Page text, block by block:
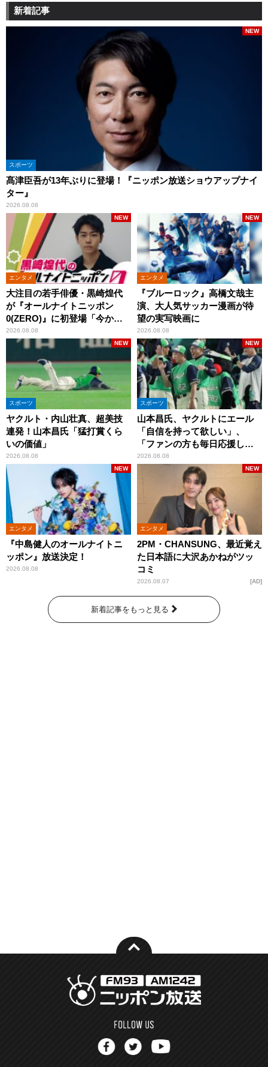
新着記事
スポーツ
髙津臣吾が13年ぶりに登場！『ニッポン放送ショウアップナイ
ター』
2026.08.08
NEW
エンタメ
大注目の若手俳優・黒崎煌代
が『オールナイトニッポン
0(ZERO)』に初登場「今から
とてもワクワクしておりま
す！」
2026.08.08
NEW
エンタメ
『ブルーロック』高橋文哉主
演、大人気サッカー漫画が待
望の実写映画に
2026.08.08
NEW
スポーツ
ヤクルト・内山壮真、超美技
連発！山本昌氏「猛打賞くら
いの価値」
2026.08.08
NEW
スポーツ
山本昌氏、ヤクルトにエール
「自信を持って欲しい」、
「ファンの方も毎日応援して
くれています」
2026.08.08
NEW
エンタメ
『中島健人のオールナイトニ
ッポン』放送決定！
2026.08.08
NEW
エンタメ
2PM・CHANSUNG、最近覚え
た日本語に大沢あかねがツッ
コミ
2026.08.07
NEW
AD
新着記事をもっと見る